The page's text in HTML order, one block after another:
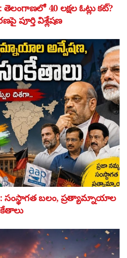
40 లక్షల ఓట్లు కట్?
పూర్తి విశ్లేషణ
సంస్థాగత బలం, ప్రత్యామ్నాయాల